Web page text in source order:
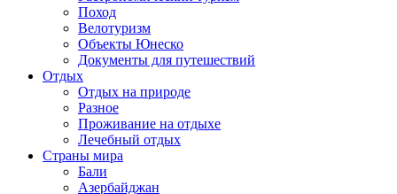
Поход
Велотуризм
Объекты Юнеско
Документы для путешествий
Отдых
Отдых на природе
Разное
Проживание на отдыхе
Лечебный отдых
Страны мира
Бали
Азербайджан